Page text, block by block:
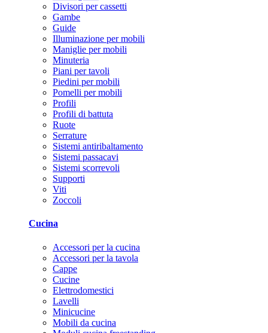
Divisori per cassetti
Gambe
Guide
Illuminazione per mobili
Maniglie per mobili
Minuteria
Piani per tavoli
Piedini per mobili
Pomelli per mobili
Profili
Profili di battuta
Ruote
Serrature
Sistemi antiribaltamento
Sistemi passacavi
Sistemi scorrevoli
Supporti
Viti
Zoccoli
Cucina
Accessori per la cucina
Accessori per la tavola
Cappe
Cucine
Elettrodomestici
Lavelli
Minicucine
Mobili da cucina